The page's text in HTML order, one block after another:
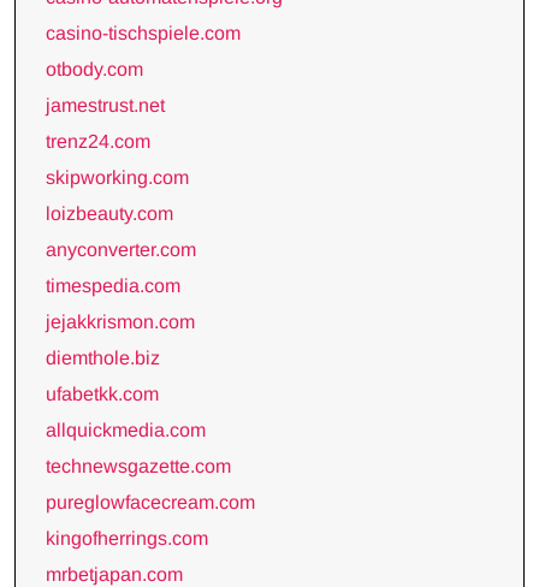
casino-tischspiele.com
otbody.com
jamestrust.net
trenz24.com
skipworking.com
loizbeauty.com
anyconverter.com
timespedia.com
jejakkrismon.com
diemthole.biz
ufabetkk.com
allquickmedia.com
technewsgazette.com
pureglowfacecream.com
kingofherrings.com
mrbetjapan.com